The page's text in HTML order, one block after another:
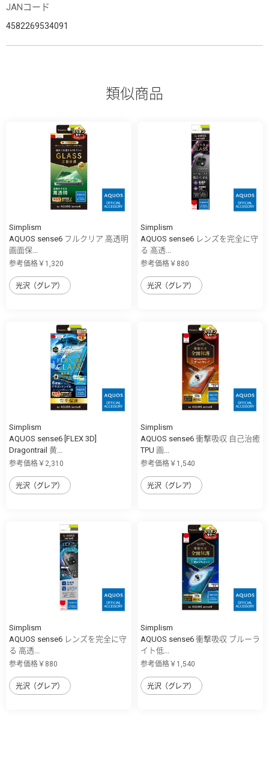
JANコード
4582269534091
類似商品
Simplism
AQUOS sense6 フルクリア 高透明
画面保...
参考価格￥1,320
光沢（グレア）
Simplism
AQUOS sense6 レンズを完全に守
る 高透...
参考価格￥880
光沢（グレア）
Simplism
AQUOS sense6 [FLEX 3D]
Dragontrail 黄...
参考価格￥2,310
光沢（グレア）
Simplism
AQUOS sense6 衝撃吸収 自己治癒
TPU 画...
参考価格￥1,540
光沢（グレア）
Simplism
AQUOS sense6 レンズを完全に守
る 高透...
参考価格￥880
光沢（グレア）
Simplism
AQUOS sense6 衝撃吸収 ブルーラ
イト低...
参考価格￥1,540
光沢（グレア）